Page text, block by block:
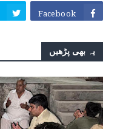
Facebook
یہ بھی پڑھیں